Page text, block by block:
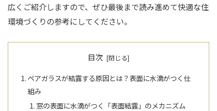
広くご紹介しますので、ぜひ最後まで読み進めて快適な住
環境づくりの参考にしてください。
目次
ペアガラスが結露する原因とは？表面に水滴がつく仕
組み
窓の表面に水滴がつく「表面結露」のメカニズム